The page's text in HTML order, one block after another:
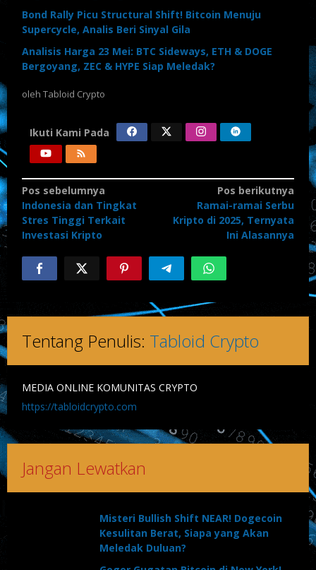
Bond Rally Picu Structural Shift! Bitcoin Menuju
Supercycle, Analis Beri Sinyal Gila
Analisis Harga 23 Mei: BTC Sideways, ETH & DOGE
Bergoyang, ZEC & HYPE Siap Meledak?
oleh Tabloid Crypto
Ikuti Kami Pada
Navigasi
pos
Pos sebelumnya
Indonesia dan Tingkat
Stres Tinggi Terkait
Investasi Kripto
Pos berikutnya
Ramai-ramai Serbu
Kripto di 2025, Ternyata
Ini Alasannya
Tentang Penulis: Tabloid Crypto
MEDIA ONLINE KOMUNITAS CRYPTO
https://tabloidcrypto.com
Jangan Lewatkan
Misteri Bullish Shift NEAR! Dogecoin
Kesulitan Berat, Siapa yang Akan
Meledak Duluan?